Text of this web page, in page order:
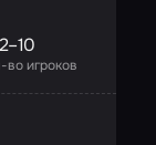
во игроков
2–10